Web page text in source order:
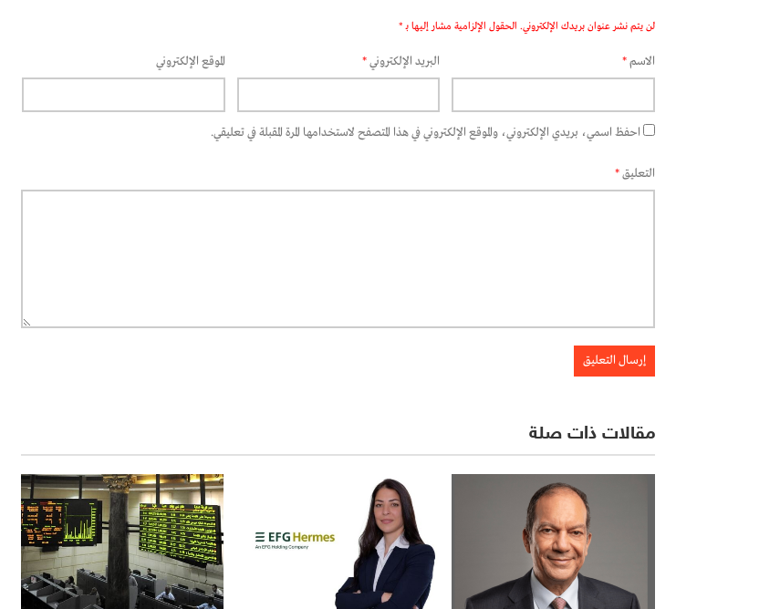
لن يتم نشر عنوان بريدك الإلكتروني. الحقول الإلزامية مشار إليها بـ *
الاسم* البريد الإلكتروني* الموقع الإلكتروني
احفظ اسمي، بريدي الإلكتروني، والموقع الإلكتروني في هذا المتصفح لاستخدامها المرة المقبلة في تعليقي.
التعليق*
مقالات ذات صلة